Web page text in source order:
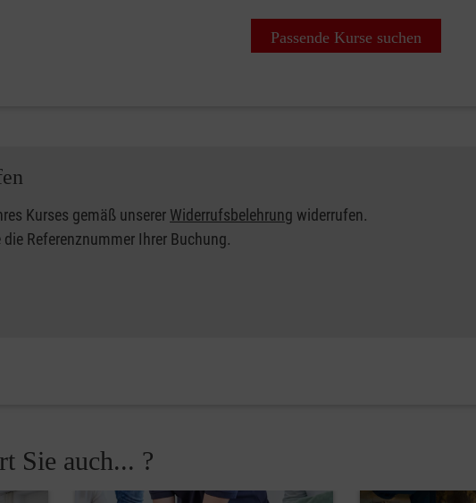
Passende Kurse suchen
Kurses gemäß unserer Widerrufsbelehrung widerrufen.
Referenznummer Ihrer Buchung.
Sie auch... ?